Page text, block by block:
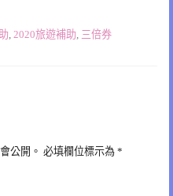
2020旅遊補助 三倍券
公開。 必填欄位標示為 *